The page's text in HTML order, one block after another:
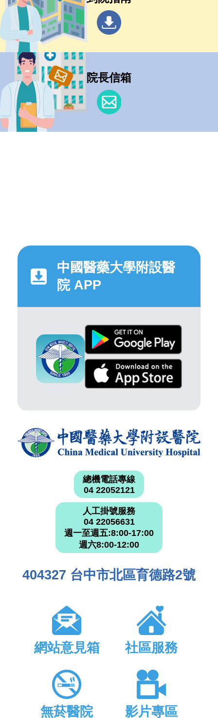
院長信箱
中國醫藥大學附設醫
院 APP
總機電話專線
04 22052121
人工掛號服務
04 22056631
週一至週五:8:00-17:00
週六8:00-12:00
404327 台中市北區育德路2號
網站意見箱 社區服務
無菸醫院 影片專區